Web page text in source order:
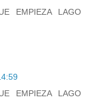
EMPIEZA LAGO
EMPIEZA LAGO